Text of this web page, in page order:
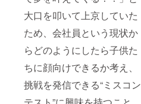
大口を叩いて上京していた
ため、会社員という現状か
らどのようにしたら子供た
ちに顔向けできるか考え、
挑戦を発信できる“ミスコン